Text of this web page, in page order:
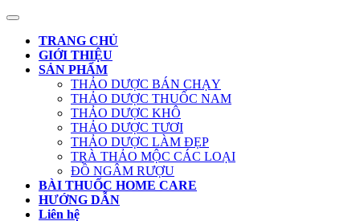
TRANG CHỦ
GIỚI THIỆU
SẢN PHẨM
THẢO DƯỢC BÁN CHẠY
THẢO DƯỢC THUỐC NAM
THẢO DƯỢC KHÔ
THẢO DƯỢC TƯƠI
THẢO DƯỢC LÀM ĐẸP
TRÀ THẢO MỘC CÁC LOẠI
ĐỒ NGÂM RƯỢU
BÀI THUỐC HOME CARE
HƯỚNG DẪN
Liên hệ